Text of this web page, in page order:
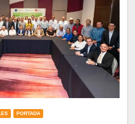
PORTADA